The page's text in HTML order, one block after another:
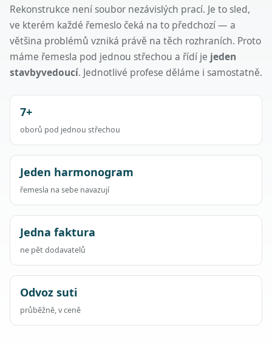
Rekonstrukce není soubor nezávislých prací. Je to sled,
ve kterém každé řemeslo čeká na to předchozí — a
většina problémů vzniká právě na těch rozhraních. Proto
máme řemesla pod jednou střechou a řídí je jeden
stavbyvedoucí. Jednotlivé profese děláme i samostatně.
7+
oborů pod jednou střechou
Jeden harmonogram
řemesla na sebe navazují
Jedna faktura
ne pět dodavatelů
Odvoz suti
průběžně, v ceně